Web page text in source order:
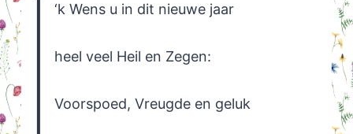
‘k Wens u in dit nieuwe jaar
heel veel Heil en Zegen:
Voorspoed, Vreugde en geluk